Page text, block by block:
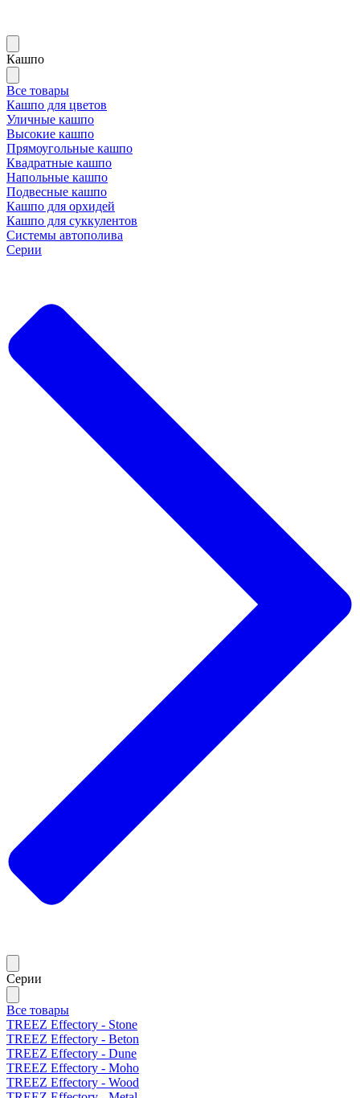
Кашпо
Все товары
Кашпо для цветов
Уличные кашпо
Высокие кашпо
Прямоугольные кашпо
Квадратные кашпо
Напольные кашпо
Подвесные кашпо
Кашпо для орхидей
Кашпо для суккулентов
Системы автополива
Серии
Серии
Все товары
TREEZ Effectory - Stone
TREEZ Effectory - Beton
TREEZ Effectory - Dune
TREEZ Effectory - Moho
TREEZ Effectory - Wood